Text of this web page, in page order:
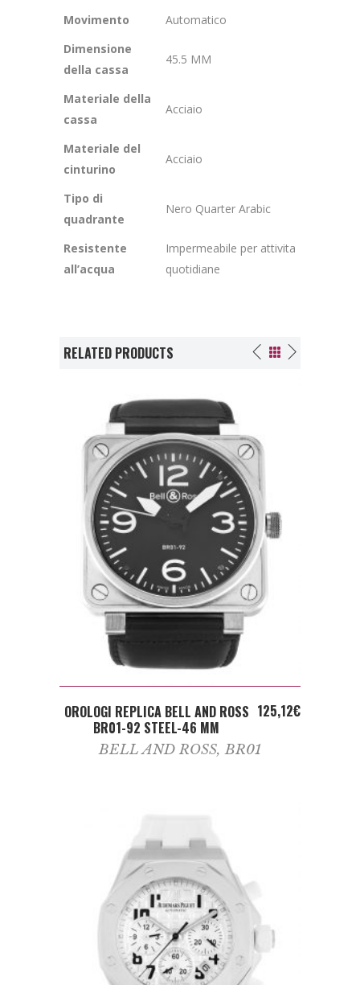
Movimento
Automatico
Dimensione
della cassa
45.5 MM
Materiale della
cassa
Acciaio
Materiale del
cinturino
Acciaio
Tipo di
quadrante
Nero Quarter Arabic
Resistente
all’acqua
Impermeabile per attivita
quotidiane
RELATED PRODUCTS
ADD TO CART
OROLOGI REPLICA BELL AND ROSS
BR01-92 STEEL-46 MM
125,12€
BELL AND ROSS,BR01